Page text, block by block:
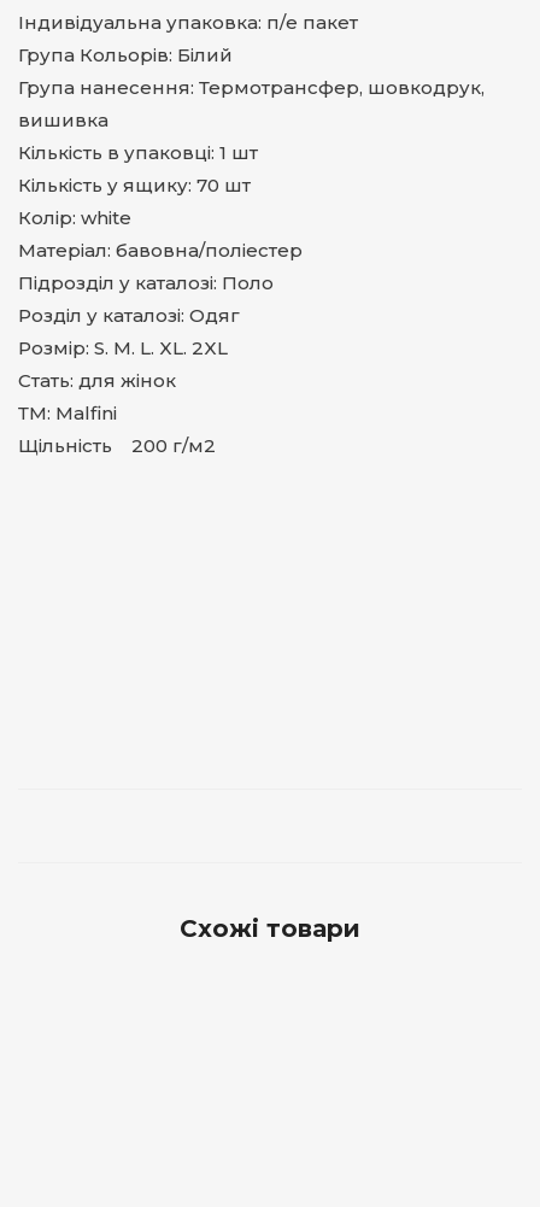
Індивідуальна упаковка: п/е пакет
Група Кольорів: Білий
Група нанесення: Термотрансфер, шовкодрук,
вишивка
Кількість в упаковці: 1 шт
Кількість у ящику: 70 шт
Колір: white
Матеріал: бавовна/поліестер
Підрозділ у каталозі: Поло
Розділ у каталозі: Одяг
Розмір: S. M. L. XL. 2XL
Стать: для жінок
ТМ: Malfini
Щільність 200 г/м2
Схожі товари